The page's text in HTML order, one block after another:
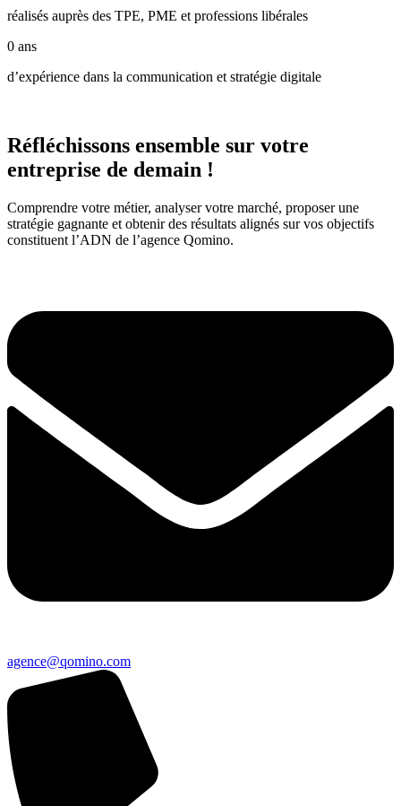
réalisés auprès des TPE, PME et professions libérales
0 ans
d’expérience dans la communication et stratégie digitale
Réfléchissons ensemble sur votre
entreprise de demain !
Comprendre votre métier, analyser votre marché, proposer une
stratégie gagnante et obtenir des résultats alignés sur vos objectifs
constituent l’ADN de l’agence Qomino.
agence@qomino.com